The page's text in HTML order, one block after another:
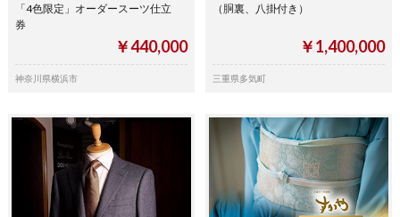
「4色限定」オーダースーツ仕立
券
￥440,000
神奈川県横浜市
（胴裏、八掛付き）
￥1,400,000
三重県多気町